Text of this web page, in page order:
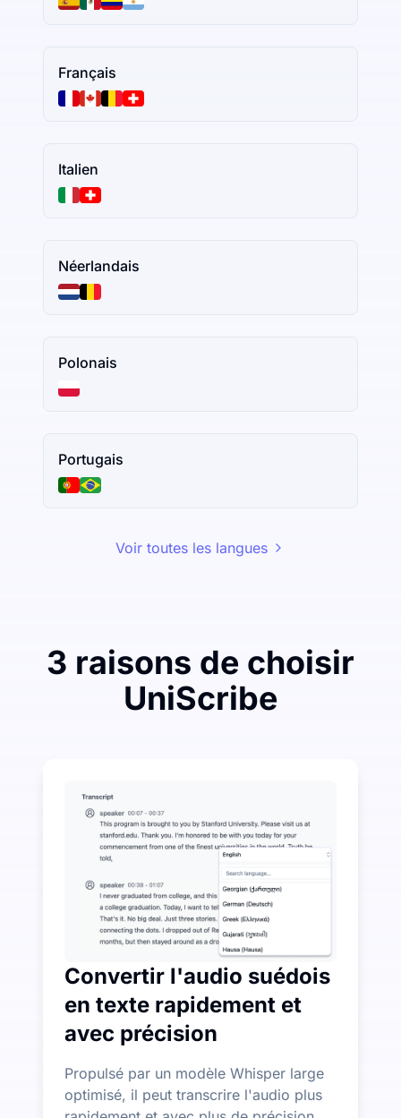
Français
Italien
Néerlandais
Polonais
Portugais
Voir toutes les langues
3 raisons de choisir
UniScribe
UniScribe offre 120 minutes de transcription
Plus de fonctionnalités d'IA disponibles au-delà de
Générez automatiquement des résumés, des
Convertir l'audio suédois
en texte rapidement et
avec précision
Propulsé par un modèle Whisper large
optimisé, il peut transcrire l'audio plus